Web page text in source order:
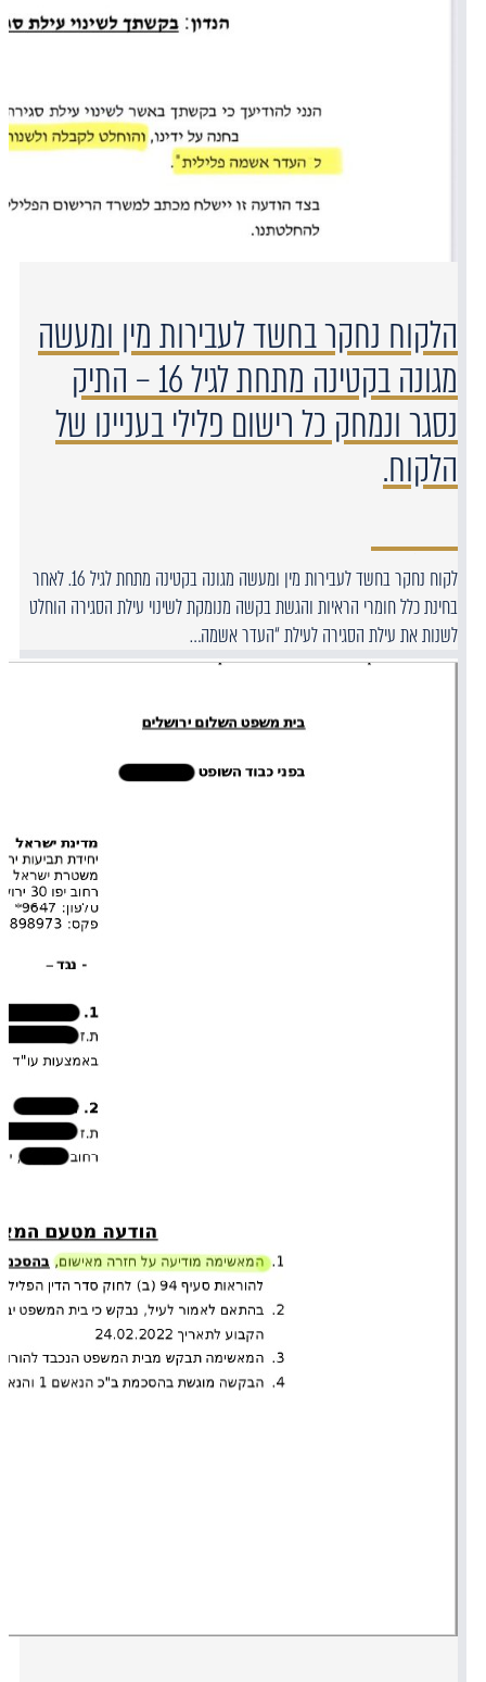
הלקוח נחקר בחשד לעבירות מין ומעשה
מגונה בקטינה מתחת לגיל 16 – התיק
נסגר ונמחק כל רישום פלילי בעניינו של
הלקוח.
לקוח נחקר בחשד לעבירות מין ומעשה מגונה בקטינה מתחת לגיל 16. לאחר
בחינת כלל חומרי הראיות והגשת בקשה מנומקת לשינוי עילת הסגירה הוחלט
לשנות את עילת הסגירה לעילת “העדר אשמה…